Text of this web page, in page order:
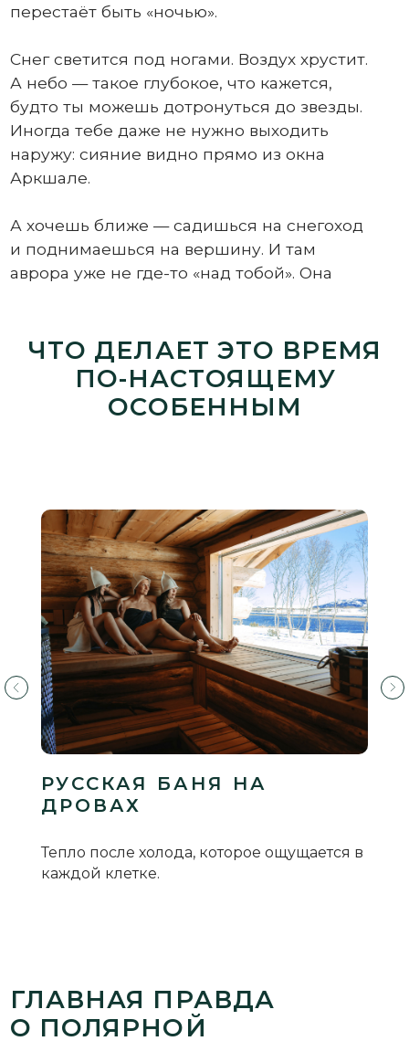
вокруг.
ЧТО ДЕЛАЕТ ЭТО ВРЕМЯ
ПО-НАСТОЯЩЕМУ
ОСОБЕННЫМ
РУССКАЯ БАНЯ НА
ДРОВАХ
Тепло после холода, которое ощущается в
каждой клетке.
ГЛАВНАЯ ПРАВДА
О ПОЛЯРНОЙ
НОЧИ
Она не про темноту. Она про тишину, в
которой слышно собственное дыхание.
Про свет, который невозможно увидеть в
других широтах.
Про чувство, что вселенная стала ближе.
И в «Титовка Арктик Ривер Парк» эта встреча
с Арктикой становится не испытанием, а